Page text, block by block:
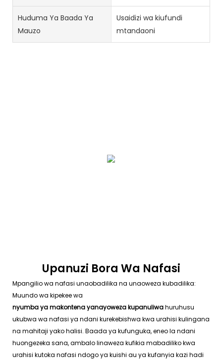
Huduma Ya Baada Ya
Mauzo
Usaidizi wa kiufundi
mtandaoni
Upanuzi Bora Wa Nafasi
Mpangilio wa nafasi unaobadilika na unaoweza kubadilika:
Muundo wa kipekee wa
nyumba ya makontena yanayoweza kupanuliwahuruhusu
ukubwa wa nafasi ya ndani kurekebishwa kwa urahisi kulingana
na mahitaji yako halisi. Baada ya kufunguka, eneo la ndani
huongezeka sana, ambalo linaweza kufikia mabadiliko kwa
urahisi kutoka nafasi ndogo ya kuishi au ya kufanyia kazi hadi